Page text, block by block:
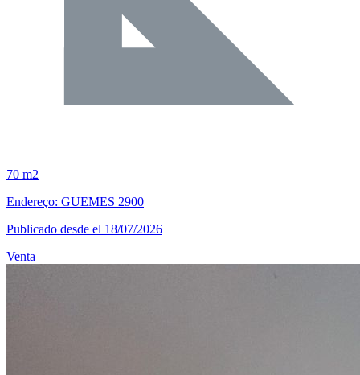
70 m2
Endereço: GUEMES 2900
Publicado desde el 18/07/2026
Venta